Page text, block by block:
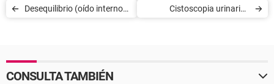
Desequilibrio (oído interno) -
Cistoscopia urinaria -
CONSULTA TAMBIÉN